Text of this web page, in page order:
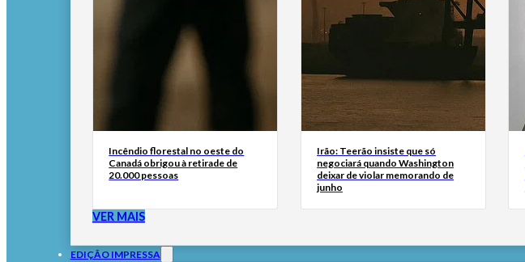
Incêndio florestal no oeste do
Canadá obrigou à retirade de
20.000 pessoas
Irão: Teerão insiste que só
negociará quando Washington
deixar de violar memorando de
junho
VER MAIS
EDIÇÃO IMPRESSA